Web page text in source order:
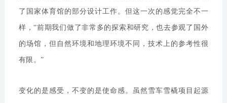
了国家体育馆的部分设计工作。但这一次的感觉完全不一
样，“前期我们做了非常多的探索和研究，也去参观了国外
的场馆，但自然环境和地理环境不同，技术上的参考性很
有限。”
变化的是感受，不变的是使命感。虽然雪车雪橇项目起源